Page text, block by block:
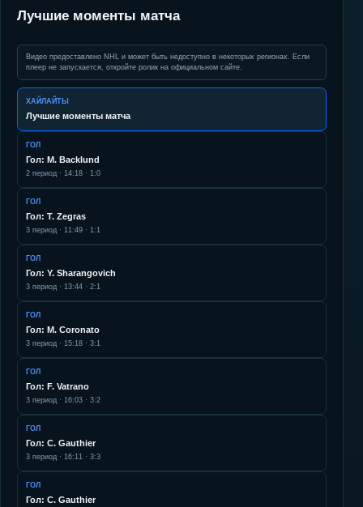
Лучшие моменты матча
Видео предоставлено NHL и может быть недоступно в некоторых регионах. Если
плеер не запускается, откройте ролик на официальном сайте.
ХАЙЛАЙТЫ
Лучшие моменты матча
ГОЛ
Гол: M. Backlund
2 период · 14:18 · 1:0
ГОЛ
Гол: T. Zegras
3 период · 11:49 · 1:1
ГОЛ
Гол: Y. Sharangovich
3 период · 13:44 · 2:1
ГОЛ
Гол: M. Coronato
3 период · 15:18 · 3:1
ГОЛ
Гол: F. Vatrano
3 период · 16:03 · 3:2
ГОЛ
Гол: C. Gauthier
3 период · 16:11 · 3:3
ГОЛ
Гол: C. Gauthier